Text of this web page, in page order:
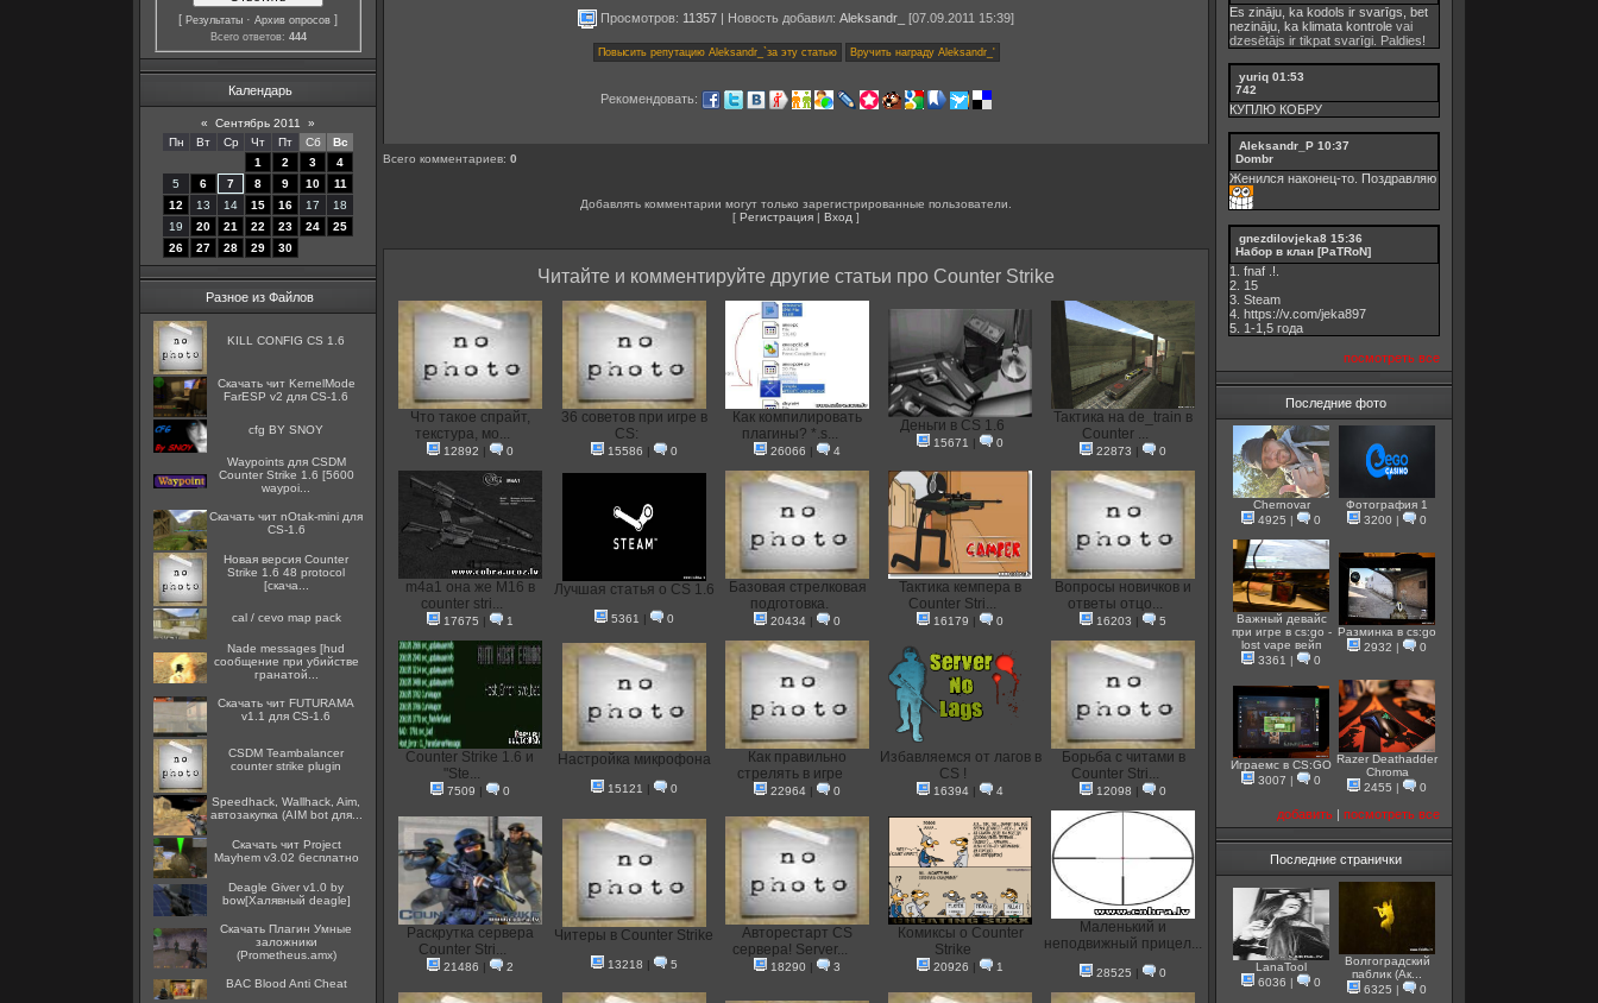
[ Результаты · Архив опросов ]
Всего ответов: 444
Календарь
« Сентябрь 2011
»
Пн
Вт Ср Чт Пт Сб
Вс
1
2 3
4
5
6 7 8 9 10
11
12
13 14 15 16 17
18
19
20 21 22 23 24
25
26
27 28 29 30
Разное из Файлов
KILL CONFIG CS 1.6
Скачать чит KernelMode
FarESP v2 для CS-1.6
cfg BY SNOY
Waypoints для CSDM
Counter Strike 1.6 [5600
waypoi...
Скачать чит nOtak-mini для
CS-1.6
Новая версия Counter
Strike 1.6 48 protocol
[скача...
cal / cevo map pack
Nade messages [hud
сообщение при убийстве
гранатой...
Скачать чит FUTURAMA
v1.1 для CS-1.6
CSDM Teambalancer
counter strike plugin
Speedhack, Wallhack, Aim,
автозакупка (AIM bot для...
Скачать чит Project
Mayhem v3.02 бесплатно
Deagle Giver v1.0 by
bow[Халявный deagle]
Скачать Плагин Умные
заложники
(Prometheus.amx)
BAC Blood Anti Cheat
Просмотров: 11357 | Новость добавил: Aleksandr_ [07.09.2011 15:39]
Рекомендовать:
Всего комментариев: 0
Добавлять комментарии могут только зарегистрированные пользователи.
[ Регистрация | Вход ]
Читайте и комментируйте другие статьи про Counter Strike
Что такое спрайт,
текстура, мо...
12892 | 0
36 советов при игре в
CS:
15586 | 0
Как компилировать
плагины? *.s...
26066 | 4
Деньги в CS 1.6
15671 | 0
Тактика на de_train в
Counter ...
22873 | 0
m4a1 она же M16 в
counter stri...
17675 | 1
Лучшая статья о CS 1.6
5361 | 0
Базовая стрелковая
подготовка.
20434 | 0
Тактика кемпера в
Counter Stri...
16179 | 0
Вопросы новичков и
ответы отцо...
16203 | 5
Counter Strike 1.6 и
"Ste...
7509 | 0
Настройка микрофона
15121 | 0
Как правильно
стрелять в игре
22964 | 0
Избавляемся от лагов в
CS !
16394 | 4
Борьба с читами в
Counter Stri...
12098 | 0
Раскрутка сервера
Counter Stri...
21486 | 2
Читеры в Counter Strike
13218 | 5
Авторестарт CS
сервера! Server...
18290 | 3
Комиксы о Counter
Strike
20926 | 1
Маленький и
неподвижный прицел...
28525 | 0
Es zināju, ka kodols ir svarīgs, bet
nezināju, ka klimata kontrole vai
dzesētājs ir tikpat svarīgi. Paldies!
yuriq 01:53
742
КУПЛЮ КОБРУ
Aleksandr_P 10:37
Dombr
Женился наконец-то. Поздравляю
gnezdilovjeka8 15:36
Набор в клан [PaTRoN]
1. fnaf .!.
2. 15
3. Steam
4. https://v.com/jeka897
5. 1-1,5 годa
посмотреть все
Последние фото
Chernovar
4925 | 0
Фотография 1
3200 | 0
Важный девайс
при игре в cs:go -
lost vape вейп
3361 | 0
Разминка в cs:go
2932 | 0
Играемс в CS:GO
3007 | 0
Razer Deathadder
Chroma
2455 | 0
добавить | посмотреть все
Последние странички
LanaTool
6036 | 0
Волгоградский
паблик (Ак...
6325 | 0